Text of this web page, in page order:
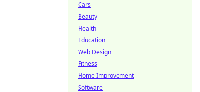
Cars
Beauty
Health
Education
Web Design
Fitness
Home Improvement
Software